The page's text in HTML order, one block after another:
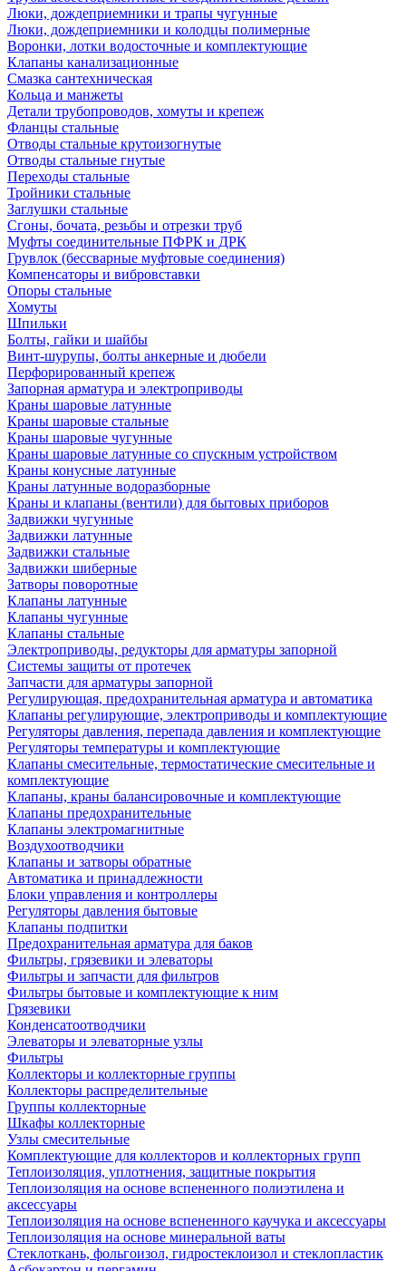
Люки, дождеприемники и трапы чугунные
Люки, дождеприемники и колодцы полимерные
Воронки, лотки водосточные и комплектующие
Клапаны канализационные
Смазка сантехническая
Кольца и манжеты
Детали трубопроводов, хомуты и крепеж
Фланцы стальные
Отводы стальные крутоизогнутые
Отводы стальные гнутые
Переходы стальные
Тройники стальные
Заглушки стальные
Сгоны, бочата, резьбы и отрезки труб
Муфты соединительные ПФРК и ДРК
Грувлок (бессварные муфтовые соединения)
Компенсаторы и вибровставки
Опоры стальные
Хомуты
Шпильки
Болты, гайки и шайбы
Винт-шурупы, болты анкерные и дюбели
Перфорированный крепеж
Запорная арматура и электроприводы
Краны шаровые латунные
Краны шаровые стальные
Краны шаровые чугунные
Краны шаровые латунные со спускным устройством
Краны конусные латунные
Краны латунные водоразборные
Краны и клапаны (вентили) для бытовых приборов
Задвижки чугунные
Задвижки латунные
Задвижки стальные
Задвижки шиберные
Затворы поворотные
Клапаны латунные
Клапаны чугунные
Клапаны стальные
Электроприводы, редукторы для арматуры запорной
Системы защиты от протечек
Запчасти для арматуры запорной
Регулирующая, предохранительная арматура и автоматика
Клапаны регулирующие, электроприводы и комплектующие
Регуляторы давления, перепада давления и комплектующие
Регуляторы температуры и комплектующие
Клапаны смесительные, термостатические смесительные и
комплектующие
Клапаны, краны балансировочные и комплектующие
Клапаны предохранительные
Клапаны электромагнитные
Воздухоотводчики
Клапаны и затворы обратные
Автоматика и принадлежности
Блоки управления и контроллеры
Регуляторы давления бытовые
Клапаны подпитки
Предохранительная арматура для баков
Фильтры, грязевики и элеваторы
Фильтры и запчасти для фильтров
Фильтры бытовые и комплектующие к ним
Грязевики
Конденсатоотводчики
Элеваторы и элеваторные узлы
Фильтры
Коллекторы и коллекторные группы
Коллекторы распределительные
Группы коллекторные
Шкафы коллекторные
Узлы смесительные
Комплектующие для коллекторов и коллекторных групп
Теплоизоляция, уплотнения, защитные покрытия
Теплоизоляция на основе вспененного полиэтилена и
аксессуары
Теплоизоляция на основе вспененного каучука и аксессуары
Теплоизоляция на основе минеральной ваты
Стеклоткань, фольгоизол, гидростеклоизол и стеклопластик